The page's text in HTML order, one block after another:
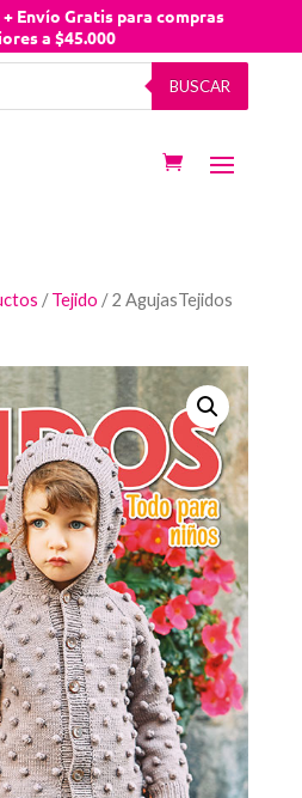
Envío Gratis para compras
a $45.000
BUSCAR
/Tejido / 2 AgujasTejidos